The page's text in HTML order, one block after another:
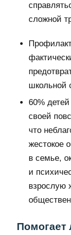
сложной
школьной
60%
своей
что
жестокое
в семье,
и
взрослую
Помогает